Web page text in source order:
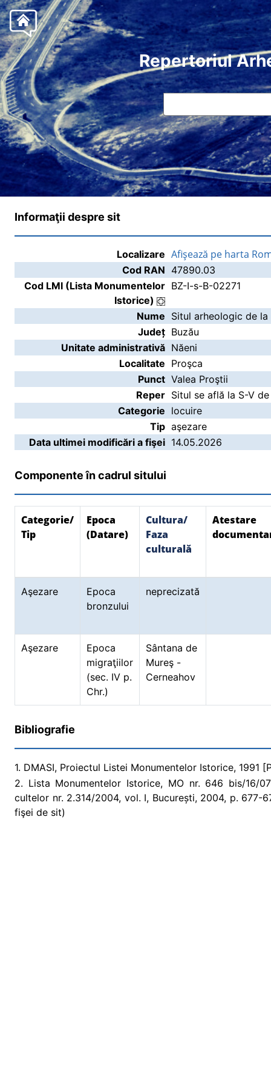
Repertoriul
Informaţii despre sit
Localizare Afişează pe harta
Cod RAN 47890.03
Cod LMI (Lista Monumentelor
Istorice)
BZ-I-s-B-02271
Nume Situl arheologic de
Județ Buzău
Unitate administrativă Năeni
Localitate Proşca
Punct Valea Proştii
Reper Situl se află la S-V
Categorie locuire
Tip aşezare
Data ultimei modificări a fişei 14.05.2026
Componente în cadrul sitului
Categorie/
Tip
Epoca
(Datare)
Cultura/
Faza
culturală
Atestare
Aşezare
Epoca
bronzului
neprecizată
Aşezare
Epoca
migraţiilor
(sec. IV p.
Chr.)
Sântana de
Mureş -
Cerneahov
Bibliografie
1. DMASI, Proiectul Listei Monumentelor Istorice, 1991
2. Lista Monumentelor Istorice, MO nr. 646 bis/16/
cultelor nr. 2.314/2004, vol. I, București, 2004, p. 677-
fişei de sit)